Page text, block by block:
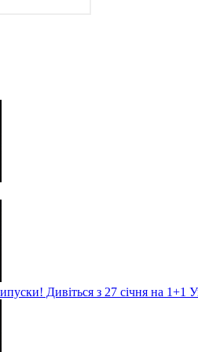
Дивіться з 27 січня на 1+1